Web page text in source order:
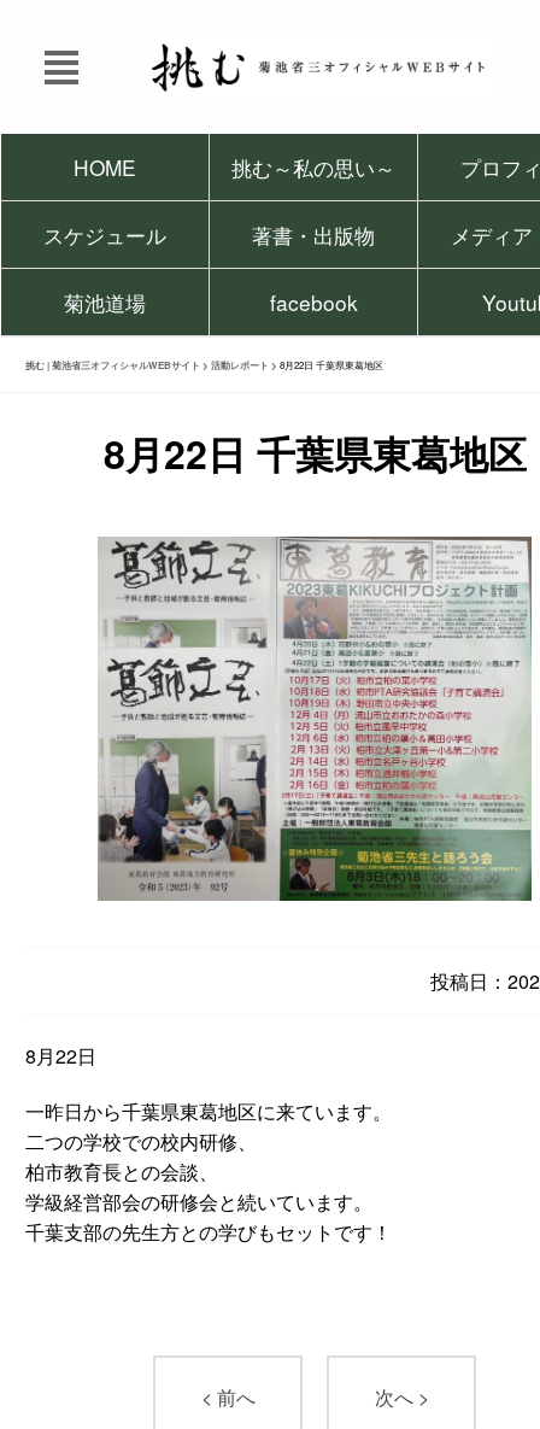
HOME 挑む～私の思い～ プロフ
スケジュール 著書・出版物 メディア
菊池道場 facebook
挑む | 菊池省三オフィシャルWEBサイト > 活動レポート > 8月22日 千葉県東葛地区
8月22日 千葉県東葛地区
投稿日：
8月22日
一昨日から千葉県東葛地区に来ています。
二つの学校での校内研修、
柏市教育長との会談、
学級経営部会の研修会と続いています。
千葉支部の先生方との学びもセットです！
< 前へ 次へ >